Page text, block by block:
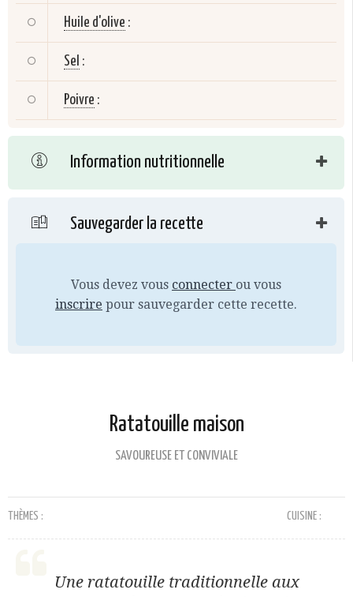
Huile d'olive :
Sel :
Poivre :
Information nutritionnelle
Sauvegarder la recette
Vous devez vous connecter ou vous
inscrire pour sauvegarder cette recette.
Ratatouille maison
SAVOUREUSE ET CONVIVIALE
THÈMES : CUISINE :
Une ratatouille traditionnelle aux